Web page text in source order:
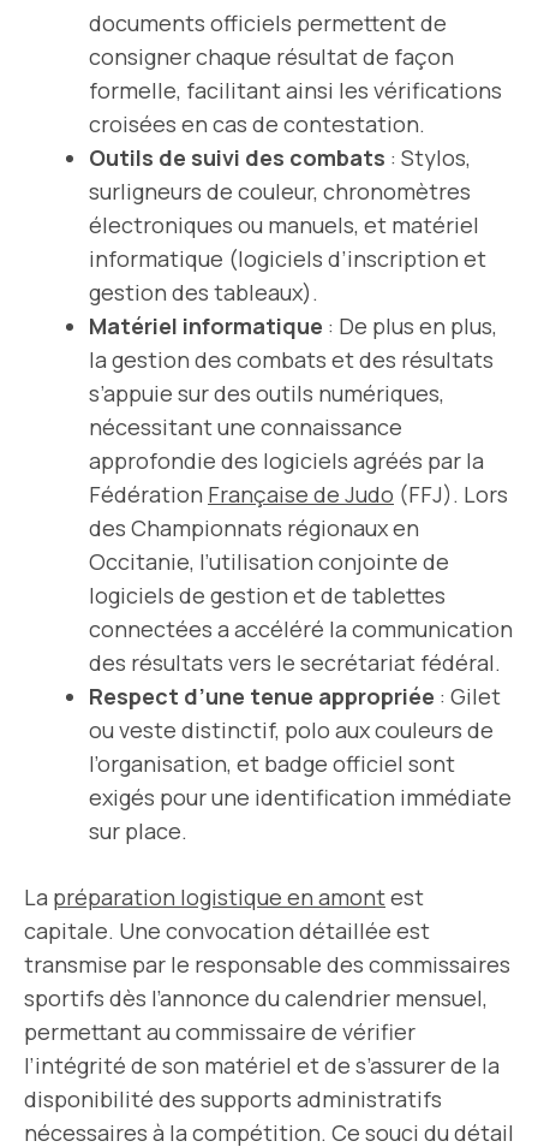
documents officiels permettent de
consigner chaque résultat de façon
formelle, facilitant ainsi les vérifications
croisées en cas de contestation.
Outils de suivi des combats : Stylos,
surligneurs de couleur, chronomètres
électroniques ou manuels, et matériel
informatique (logiciels d’inscription et
gestion des tableaux).
Matériel informatique : De plus en plus,
la gestion des combats et des résultats
s’appuie sur des outils numériques,
nécessitant une connaissance
approfondie des logiciels agréés par la
Fédération Française de Judo (FFJ). Lors
des Championnats régionaux en
Occitanie, l’utilisation conjointe de
logiciels de gestion et de tablettes
connectées a accéléré la communication
des résultats vers le secrétariat fédéral.
Respect d’une tenue appropriée : Gilet
ou veste distinctif, polo aux couleurs de
l’organisation, et badge officiel sont
exigés pour une identification immédiate
sur place.
La préparation logistique en amontest
capitale. Une convocation détaillée est
transmise par le responsable des commissaires
sportifs dès l’annonce du calendrier mensuel,
permettant au commissaire de vérifier
l’intégrité de son matériel et de s’assurer de la
disponibilité des supports administratifs
nécessaires à la compétition. Ce souci du détail